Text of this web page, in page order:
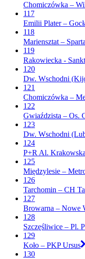
Chomiczówka –
117
Emilii Plater –
118
Mariensztat –
119
Rakowiecka -
120
Dw. Wschodni
121
Chomiczówka –
122
Gwiaździsta – Os.
123
Dw. Wschodni
124
P+R Al.
125
Międzylesie –
126
Tarchomin – CH
127
Browarna – Nowe
128
Szczęśliwice – Pl.
129
Koło – PKP Ursus
130